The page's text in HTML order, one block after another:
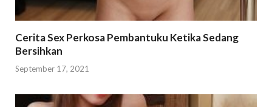
Cerita Sex Perkosa Pembantuku Ketika Sedang
Bersihkan
September 17, 2021